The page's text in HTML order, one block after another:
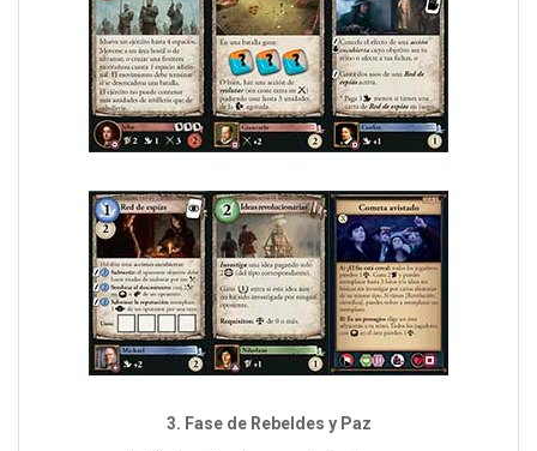
3. Fase de Rebeldes y Paz